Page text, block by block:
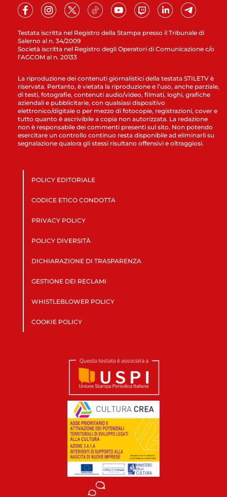
Testata iscritta nel Registro della Stampa presso il Tribunale di
Salerno al n. 34/2009
Società iscritta nel Registro degli Operatori di Comunicazione c/o
l’AGCOM al n. 20133
La riproduzione dei contenuti giornalistici della testata STILETV è
riservata. Pertanto, è vietata la riproduzione e l’uso, anche parziale,
di testi, fotografie, contenuti audio/video, filmati, loghi, grafiche
aziendali e pubblicitarie, con qualsiasi dispositivo
elettronico/digitale o per mezzo di fotocopie, registrazioni, cover e
tutto quanto è ascrivibile a copia non autorizzata. La redazione
non è responsabile dei commenti presenti sul sito. Non potendo
esercitare un controllo continuo resta disponibile ad eliminarli su
segnalazione qualora gli stessi risultano offensivi e oltraggiosi.
POLICY EDITORIALE
CODICE ETICO CONDOTTA
PRIVACY POLICY
POLICY DIVERSITÀ
DICHIARAZIONE DI TRASPARENZA
GESTIONE DEI RECLAMI
WHISTLEBLOWER POLICY
COOKIE POLICY